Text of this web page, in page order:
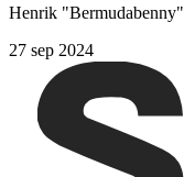
Henrik "Bermudabenny"
27 sep 2024